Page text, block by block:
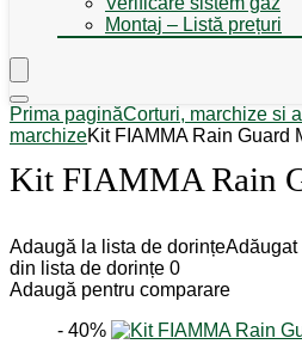
Montaj – Listă prețuri
Prima paginăCorturi, marchize si
marchizeKit FIAMMA Rain Guard
Kit FIAMMA Rain
Adaugă la lista de dorințeAdăugat
din lista de dorințe 0
Adaugă pentru comparare
- 40%